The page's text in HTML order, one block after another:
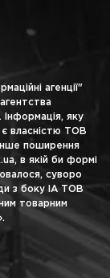
агенції"
яку
є власністю ТОВ
поширення
в якій би формі
суворо
з боку ІА ТОВ
товарним